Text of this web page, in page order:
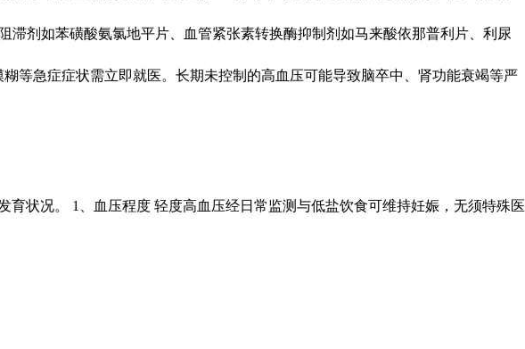
滞剂如苯磺酸氨氯地平片、血管紧张素转换酶抑制剂如马来酸依那普利片、利尿
等急症症状需立即就医。长期未控制的高血压可能导致脑卒中、肾功能衰竭等严
状况。 1、血压程度 轻度高血压经日常监测与低盐饮食可维持妊娠，无须特殊医